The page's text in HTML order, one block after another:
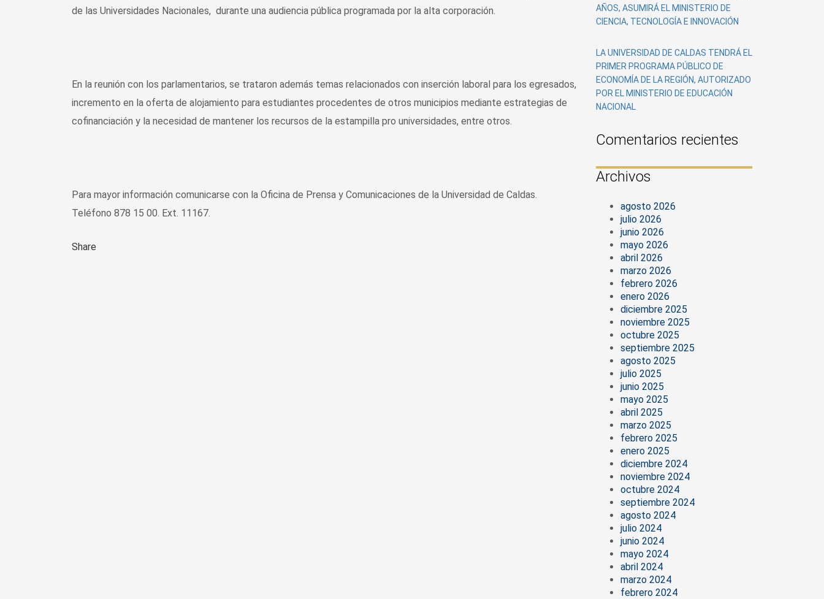
de las Universidades Nacionales, durante una audiencia pública programada por la alta corporación.
En la reunión con los parlamentarios, se trataron además temas relacionados con inserción laboral para los egresados,
incremento en la oferta de alojamiento para estudiantes procedentes de otros municipios mediante estrategias de
cofinanciación y la necesidad de mantener los recursos de la estampilla pro universidades, entre otros.
Para mayor información comunicarse con la Oficina de Prensa y Comunicaciones de la Universidad de Caldas.
Teléfono 878 15 00. Ext. 11167.
Share
AÑOS, ASUMIRÁ EL MINISTERIO DE
CIENCIA, TECNOLOGÍA E INNOVACIÓN
LA UNIVERSIDAD DE CALDAS TENDRÁ EL
PRIMER PROGRAMA PÚBLICO DE
ECONOMÍA DE LA REGIÓN, AUTORIZADO
POR EL MINISTERIO DE EDUCACIÓN
NACIONAL
Comentarios recientes
Archivos
agosto 2026
julio 2026
junio 2026
mayo 2026
abril 2026
marzo 2026
febrero 2026
enero 2026
diciembre 2025
noviembre 2025
octubre 2025
septiembre 2025
agosto 2025
julio 2025
junio 2025
mayo 2025
abril 2025
marzo 2025
febrero 2025
enero 2025
diciembre 2024
noviembre 2024
octubre 2024
septiembre 2024
agosto 2024
julio 2024
junio 2024
mayo 2024
abril 2024
marzo 2024
febrero 2024